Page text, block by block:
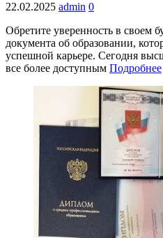
22.02.2025 admin 0
Обретите уверенность в своем
документа об образовании,
успешной карьере. Сегодня
все более доступным Подробнее